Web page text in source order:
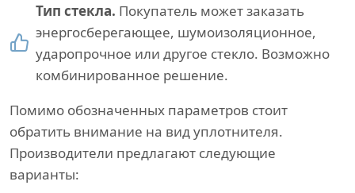
Тип стекла. Покупатель может заказать
энергосберегающее, шумоизоляционное,
ударопрочное или другое стекло. Возможно
комбинированное решение.
Помимо обозначенных параметров стоит
обратить внимание на вид уплотнителя.
Производители предлагают следующие
варианты: